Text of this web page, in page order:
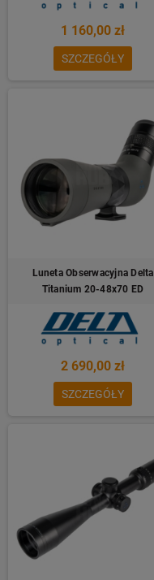
1 160,00 zł
SZCZEGÓŁY
Luneta Obserwacyjna Delta
Titanium 20-48x70 ED
2 690,00 zł
SZCZEGÓŁY